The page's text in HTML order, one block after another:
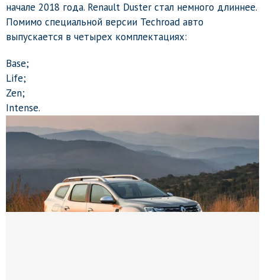
начале 2018 года. Renault Duster стал немного длиннее.
Помимо специальной версии Techroad авто
выпускается в четырех комплектациях:
Base;
Life;
Zen;
Intense.